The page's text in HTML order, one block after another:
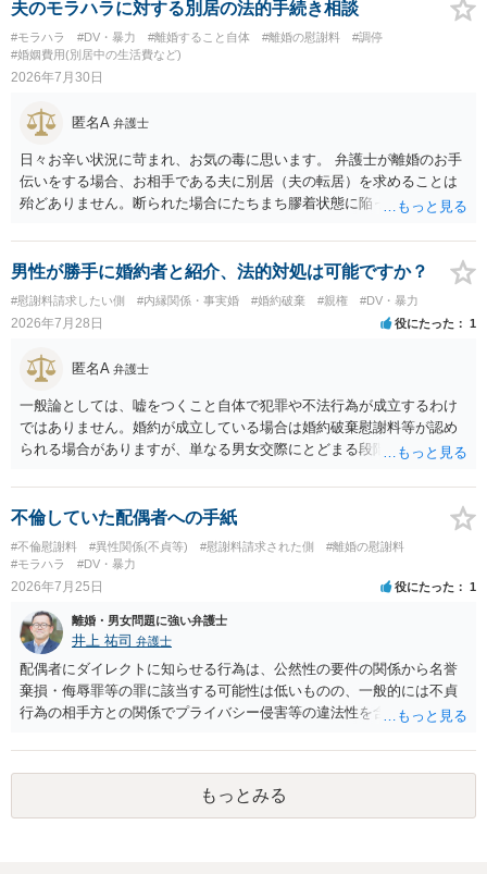
夫のモラハラに対する別居の法的手続き相談
#モラハラ #DV・暴力 #離婚すること自体 #離婚の慰謝料
#調停
#婚姻費用(別居中の生活費など)
2026年7月30日
匿名A 弁護士
日々お辛い状況に苛まれ、お気の毒に思います。 弁護士が離婚のお手
伝いをする場合、お相手である夫に別居（夫の転居）を求めることは
殆どありません。断られた場合にたちまち膠着状態に陥ってしまうの
高いためです。 実務的には、ご相談者さまが転居する形で離婚協議等
を進める選択を採らざるを得ないことが圧倒的多数です。
男性が勝手に婚約者と紹介、法的対処は可能ですか？
#慰謝料請求したい側 #内縁関係・事実婚 #婚約破棄 #親権 #DV・暴力
2026年7月28日 役にたった 1
匿名A 弁護士
一般論としては、嘘をつくこと自体で犯罪や不法行為が成立するわけ
ではありません。婚約が成立している場合は婚約破棄慰謝料等が認め
られる場合がありますが、単なる男女交際にとどまる段階の場合、独
慰謝料は生じないことが多いと思われます。 お怒りはごもっともです
が、仮に交際を進めたとしても後に相手を信頼できなくなる可能性が
高かったということですので、むしろ結婚しなくてよかったと割り切
って、交際を終わらせるのがよいと思います。
不倫していた配偶者への手紙
#不倫慰謝料 #異性関係(不貞等) #慰謝料請求された側
#離婚の慰謝料
#モラハラ
#DV・暴力
2026年7月25日 役にたった 1
離婚・男女問題に強い弁護士
井上 祐司 弁護士
配偶者にダイレクトに知らせる行為は、公然性の要件の関係から名誉
棄損・侮辱罪等の罪に該当する可能性は低いものの、一般的には不貞
行為の相手方との関係でプライバシー侵害等の違法性を含む行為で
ため、弁護士としては推奨しないことが一般的かと思います。
もっとみる